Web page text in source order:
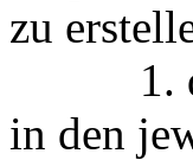
zu
1. die
in den